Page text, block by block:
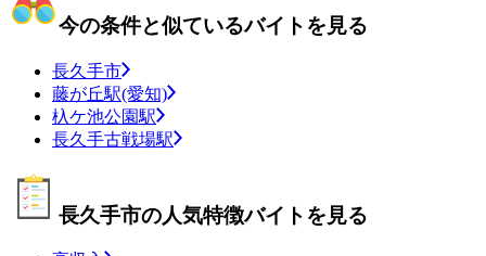
今の条件と似ているバイトを見る
長久手市
藤が丘駅(愛知)
杁ケ池公園駅
長久手古戦場駅
長久手市の人気特徴バイトを見る